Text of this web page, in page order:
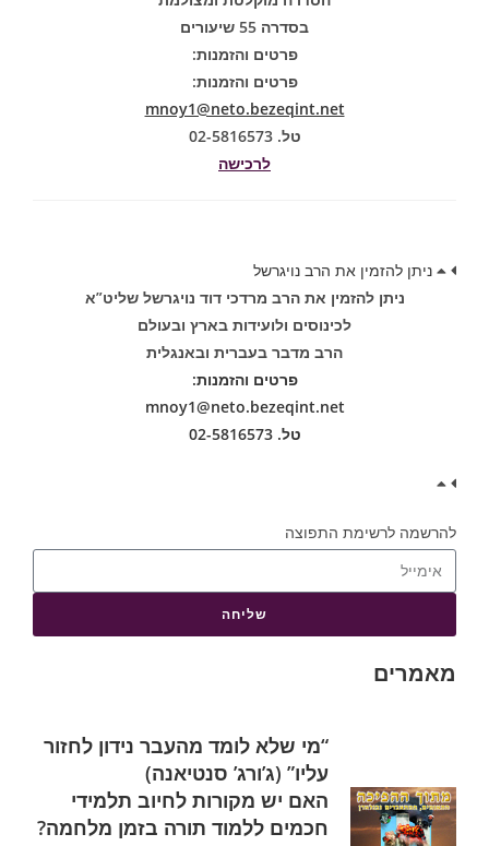
בסדרה 55 שיעורים
פרטים והזמנות:
פרטים והזמנות:
mnoy1@neto.bezeqint.net
טל. 02-5816573
לרכישה
ניתן להזמין את הרב נויגרשל
ניתן להזמין את הרב מרדכי דוד נויגרשל שליט”א
לכינוסים ולועידות בארץ ובעולם
הרב מדבר בעברית ובאנגלית
פרטים והזמנות:
mnoy1@neto.bezeqint.net
טל. 02-5816573
להרשמה לרשימת התפוצה
שליחה
מאמרים
“מי שלא לומד מהעבר נידון לחזור
עליו” (ג’ורג’ סנטיאנה)
האם יש מקורות לחיוב תלמידי
חכמים ללמוד תורה בזמן מלחמה?